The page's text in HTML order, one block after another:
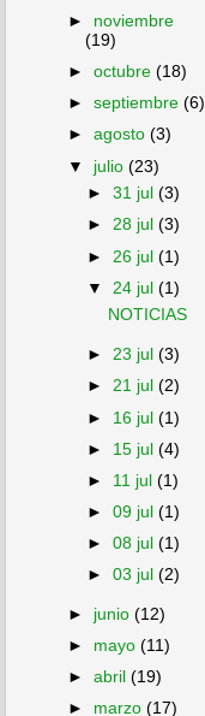
► noviembre
(19)
►octubre(18)
►septiembre(6)
►agosto(3)
▼ julio(23)
►31 jul(3)
►28 jul(3)
► 26 jul(1)
▼ 24 jul(1)
NOTICIAS
►23 jul(3)
►21 jul(2)
► 16 jul(1)
► 15 jul(4)
► 11 jul(1)
►09 jul(1)
►08 jul(1)
►03 jul(2)
► junio(12)
► mayo(11)
►abril(19)
► marzo(17)